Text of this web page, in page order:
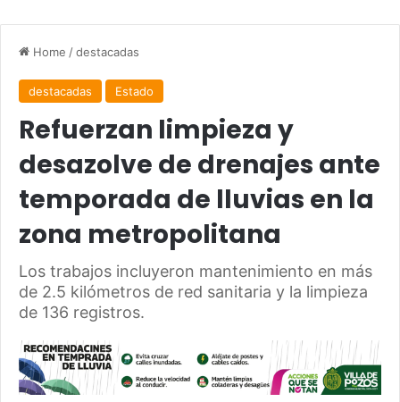
Home /destacadas
destacadas Estado
Refuerzan limpieza y
desazolve de drenajes ante
temporada de lluvias en la
zona metropolitana
Los trabajos incluyeron mantenimiento en más
de 2.5 kilómetros de red sanitaria y la limpieza
de 136 registros.